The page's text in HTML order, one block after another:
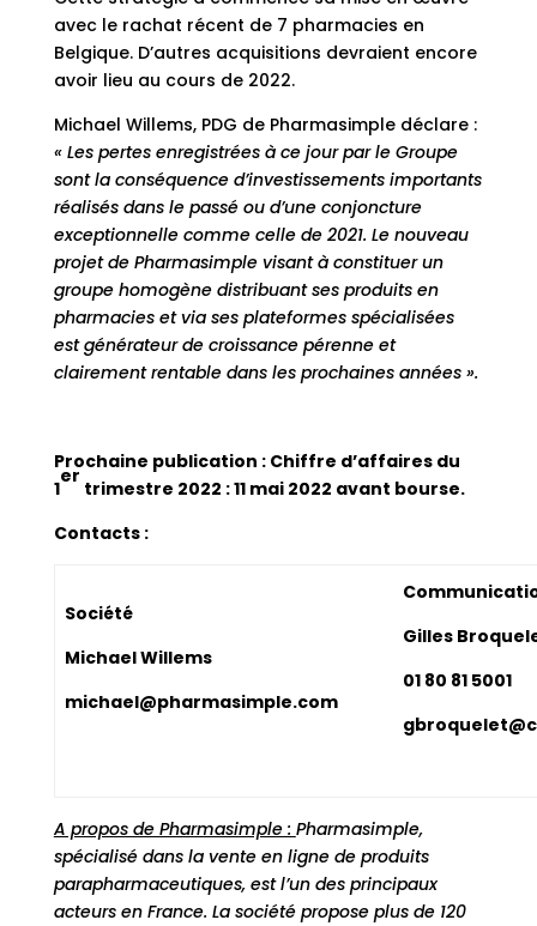
avec le rachat récent de 7 pharmacies en
Belgique. D’autres acquisitions devraient encore
avoir lieu au cours de 2022.
Michael Willems, PDG de Pharmasimple déclare :
« Les pertes enregistrées à ce jour par le Groupe
sont la conséquence d’investissements importants
réalisés dans le passé ou d’une conjoncture
exceptionnelle comme celle de 2021. Le nouveau
projet de Pharmasimple visant à constituer un
groupe homogène distribuant ses produits en
pharmacies et via ses plateformes spécialisées
est générateur de croissance pérenne et
clairement rentable dans les prochaines années ».
Prochaine publication : Chiffre d’affaires du
1
er
trimestre 2022 : 11 mai 2022 avant bourse.
Contacts :
Société
Michael Willems
michael@pharmasimple.com
Gilles
01 80 81 5001
A propos de Pharmasimple : Pharmasimple,
spécialisé dans la vente en ligne de produits
parapharmaceutiques, est l’un des principaux
acteurs en France. La société propose plus de 120